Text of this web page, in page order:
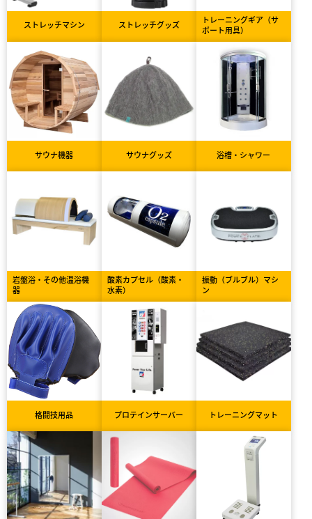
ストレッチマシン ストレッチグッズ
トレーニングギア（サ
ポート用具）
サウナ機器 サウナグッズ 浴槽・シャワー
岩盤浴・その他温浴機
器
酸素カプセル（酸素・
水素）
振動（ブルブル）マシ
ン
格闘技用品 プロテインサーバー トレーニングマット